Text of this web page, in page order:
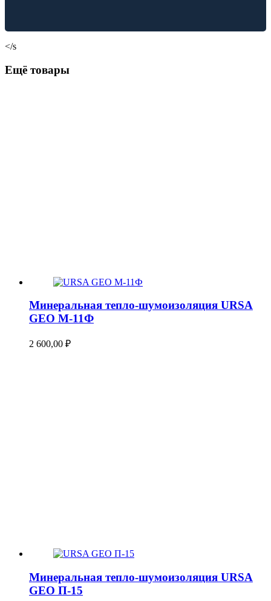
</s
Ещё товары
Минеральная тепло-шумоизоляция URSA
GEO М-11Ф
2 600,00 ₽
Минеральная тепло-шумоизоляция URSA
GEO П-15